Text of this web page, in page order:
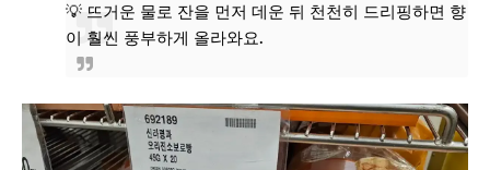
💡 뜨거운 물로 잔을 먼저 데운 뒤 천천히 드리핑하면 향
이 훨씬 풍부하게 올라와요.